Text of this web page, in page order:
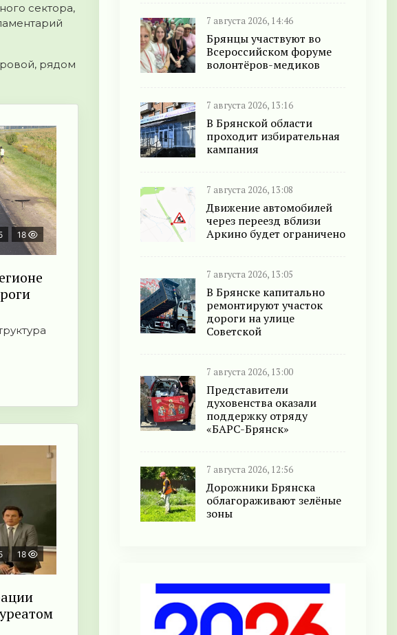
сектора,
рядом
18
18
7 августа 2026, 14:46
Брянцы участвуют во
Всероссийском форуме
волонтёров-медиков
7 августа 2026, 13:16
В Брянской области
проходит избирательная
кампания
7 августа 2026, 13:08
Движение автомобилей
через переезд вблизи
Аркино будет ограничено
7 августа 2026, 13:05
В Брянске капитально
ремонтируют участок
дороги на улице
Советской
7 августа 2026, 13:00
Представители
духовенства оказали
поддержку отряду
«БАРС-Брянск»
7 августа 2026, 12:56
Дорожники Брянска
облагораживают зелёные
зоны